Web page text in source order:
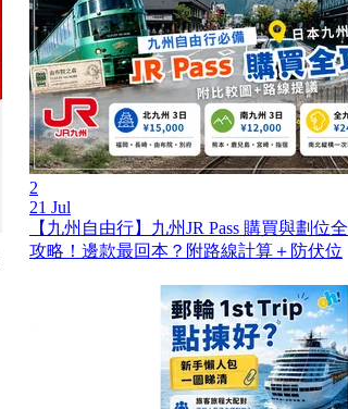
2
21 Jul
【九州自由行】九州JR Pass 購買與劃位全
攻略！邊款最回本？附路線計算＋防伏位